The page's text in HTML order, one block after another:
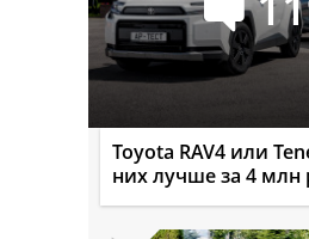
Toyota RAV4 или
них лучше за 4 млн